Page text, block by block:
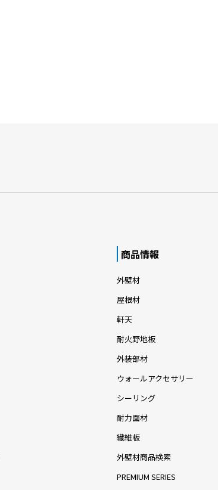
商品情報
外壁材
屋根材
軒天
耐火野地板
外装部材
ウォールアクセサリー
シーリング
耐力面材
繊維板
外壁材商品検索
PREMIUM SERIES